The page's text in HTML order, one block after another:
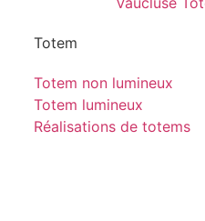
Totem
Totem non lumineux
Totem lumineux
Réalisations de totems